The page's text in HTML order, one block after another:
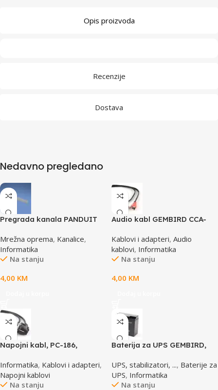
Opis proizvoda
Recenzije
Dostava
Nedavno pregledano
Pregrada kanala PANDUIT
Mrežna oprema, Kanalice,
Informatika
Na stanju
4,00 KM
Audio kabl GEMBIRD CCA-
phono, 1,5m
Kablovi i adapteri, Audio
kablovi, Informatika
Na stanju
4,00 KM
Napojni kabl, PC-186,
Informatika, Kablovi i adapteri,
Napojni kablovi
Na stanju
Baterija za UPS GEMBIRD,
UPS, stabilizatori, ..., Baterije za
UPS, Informatika
Na stanju